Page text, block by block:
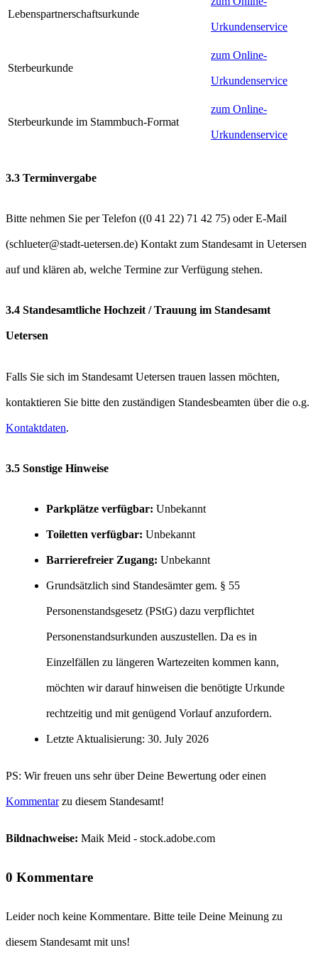
Lebenspartnerschaftsurkunde
Urkundenservice
Sterbeurkunde
zum Online-
Urkundenservice
Sterbeurkunde im Stammbuch-Format
zum Online-
Urkundenservice
3.3 Terminvergabe
Bitte nehmen Sie per Telefon ( ) oder E-Mail
( ) Kontakt zum Standesamt in Uetersen
auf und klären ab, welche Termine zur Verfügung stehen.
3.4 Standesamtliche Hochzeit / Trauung im Standesamt
Uetersen
Falls Sie sich im Standesamt Uetersen trauen lassen möchten,
kontaktieren Sie bitte den zuständigen Standesbeamten über die o.g.
Kontaktdaten.
3.5 Sonstige Hinweise
Parkplätze verfügbar: Unbekannt
Toiletten verfügbar: Unbekannt
Barrierefreier Zugang: Unbekannt
Grundsätzlich sind Standesämter gem. § 55
Personenstandsgesetz (PStG) dazu verpflichtet
Personenstandsurkunden auszustellen. Da es in
Einzelfällen zu längeren Wartezeiten kommen kann,
möchten wir darauf hinweisen die benötigte Urkunde
rechtzeitig und mit genügend Vorlauf anzufordern.
Letzte Aktualisierung: 30. July 2026
PS: Wir freuen uns sehr über Deine Bewertung oder einen
Kommentarzu diesem Standesamt!
Bildnachweise: Maik Meid - stock.adobe.com
0 Kommentare
Leider noch keine Kommentare. Bitte teile Deine Meinung zu
diesem Standesamt mit uns!